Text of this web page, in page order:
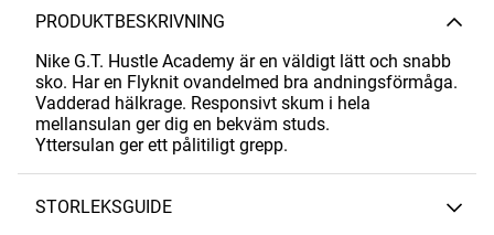
PRODUKTBESKRIVNING
Nike G.T. Hustle Academy är en väldigt lätt och snabb
sko. Har en Flyknit ovandelmed bra andningsförmåga.
Vadderad hälkrage. Responsivt skum i hela
mellansulan ger dig en bekväm studs.
Yttersulan ger ett pålitiligt grepp.
STORLEKSGUIDE